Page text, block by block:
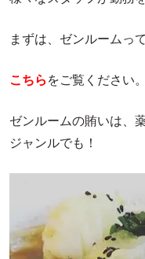
まずは、ゼンルームっ
こちら をご覧ください。
ゼンルームの賄いは、
ジャンルでも！